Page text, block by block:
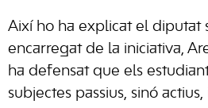
Així ho ha explicat el diputat
encarregat de la iniciativa,
ha defensat que els
subjectes passius, sinó